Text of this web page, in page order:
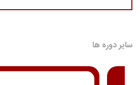
سایر دوره ها